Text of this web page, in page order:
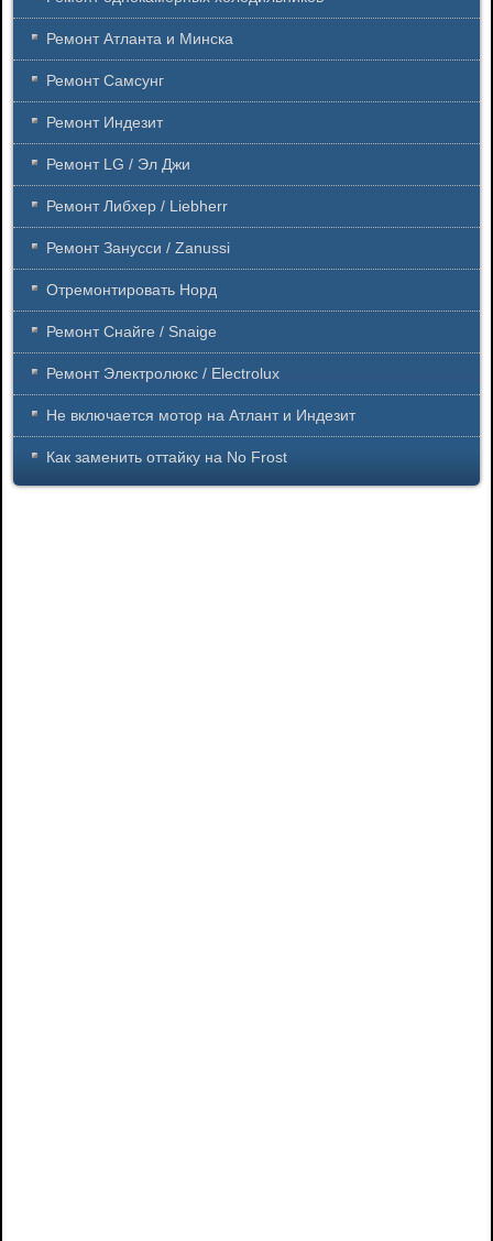
Ремонт Атланта и Минска
Ремонт Самсунг
Ремонт Индезит
Ремонт LG / Эл Джи
Ремонт Либхер / Liebherr
Ремонт Занусси / Zanussi
Отремонтировать Норд
Ремонт Снайге / Snaige
Ремонт Электролюкс / Electrolux
Не включается мотор на Атлант и Индезит
Как заменить оттайку на No Frost